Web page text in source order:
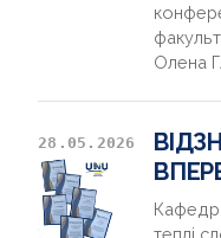
Олена
28.05.2026